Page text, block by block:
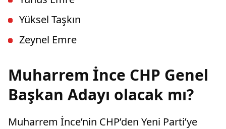
Yüksel Taşkın
Zeynel Emre
Muharrem İnce CHP Genel
Başkan Adayı olacak mı?
Muharrem İnce’nin CHP’den Yeni Parti’ye